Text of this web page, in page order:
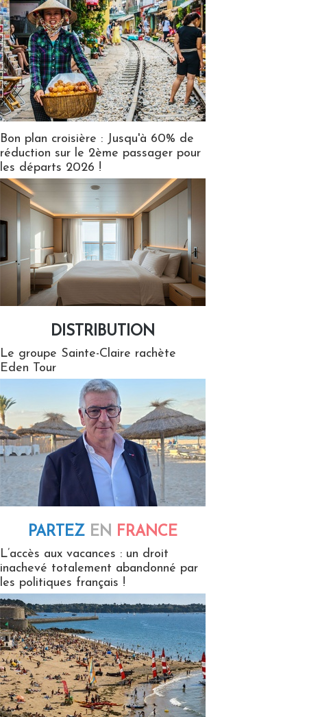
Bon plan croisière : Jusqu'à 60% de
réduction sur le 2ème passager pour
les départs 2026 !
DISTRIBUTION
Le groupe Sainte-Claire rachète
Eden Tour
PARTEZ EN FRANCE
L’accès aux vacances : un droit
inachevé totalement abandonné par
les politiques français !